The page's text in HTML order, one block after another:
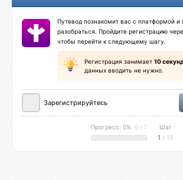
Путевод познакомит вас с платформой
разобраться. Пройдите регистрацию
чтобы перейти к следующему шагу.
Регистрация занимает 10 секунд
данных вводить не нужно.
Зарегистрируйтесь
Прогресс: 0% 0 / 1 Шаг
1 / 15